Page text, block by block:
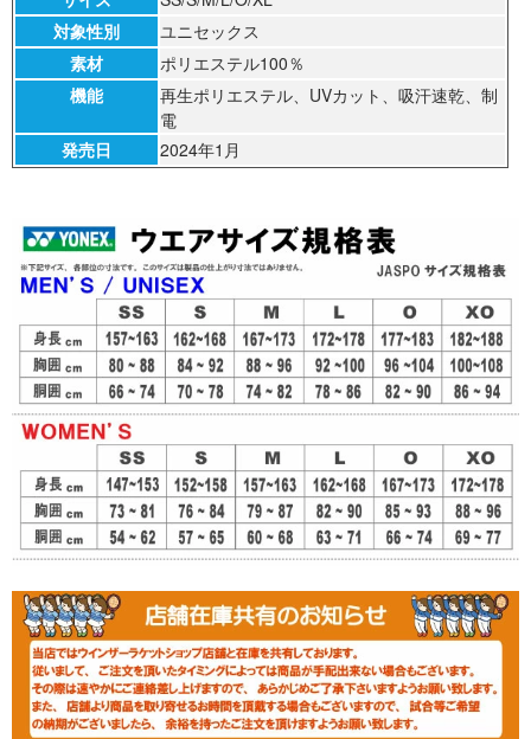
対象性別
ユニセックス
素材
ポリエステル100％
機能
再生ポリエステル、UVカット、吸汗速乾、制
電
発売日
2024年1月